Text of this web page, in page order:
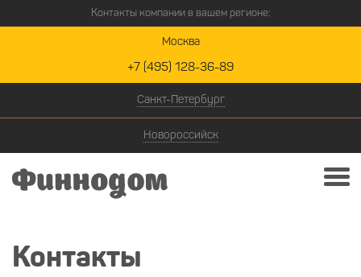
Контакты компании в вашем регионе:
Москва
+7 (495) 128-36-89
Санкт-Петербург
Новороссийск
Контакты